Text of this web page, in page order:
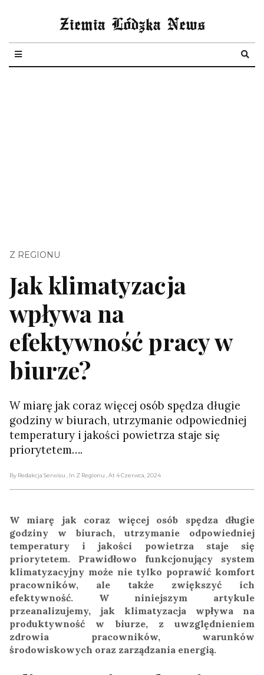
Ziemia Lódzka News
Z REGIONU
Jak klimatyzacja
wpływa na
efektywność pracy w
biurze?
W miarę jak coraz więcej osób spędza długie
godziny w biurach, utrzymanie odpowiedniej
temperatury i jakości powietrza staje się
priorytetem….
By Redakcja Serwisu , In Z Regionu , At 4 Czerwca, 2024
W miarę jak coraz więcej osób spędza długie
godziny w biurach, utrzymanie odpowiedniej
temperatury i jakości powietrza staje się
priorytetem. Prawidłowo funkcjonujący system
klimatyzacyjny może nie tylko poprawić komfort
pracowników, ale także zwiększyć ich
efektywność. W niniejszym artykule
przeanalizujemy, jak klimatyzacja wpływa na
produktywność w biurze, z uwzględnieniem
zdrowia pracowników, warunków
środowiskowych oraz zarządzania energią.